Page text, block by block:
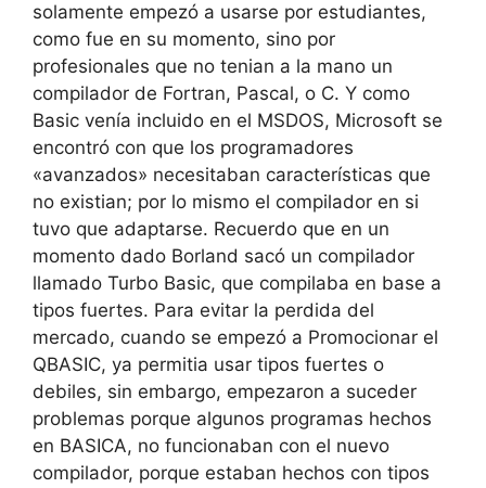
solamente empezó a usarse por estudiantes,
como fue en su momento, sino por
profesionales que no tenian a la mano un
compilador de Fortran, Pascal, o C. Y como
Basic venía incluido en el MSDOS, Microsoft se
encontró con que los programadores
«avanzados» necesitaban características que
no existian; por lo mismo el compilador en si
tuvo que adaptarse. Recuerdo que en un
momento dado Borland sacó un compilador
llamado Turbo Basic, que compilaba en base a
tipos fuertes. Para evitar la perdida del
mercado, cuando se empezó a Promocionar el
QBASIC, ya permitia usar tipos fuertes o
debiles, sin embargo, empezaron a suceder
problemas porque algunos programas hechos
en BASICA, no funcionaban con el nuevo
compilador, porque estaban hechos con tipos